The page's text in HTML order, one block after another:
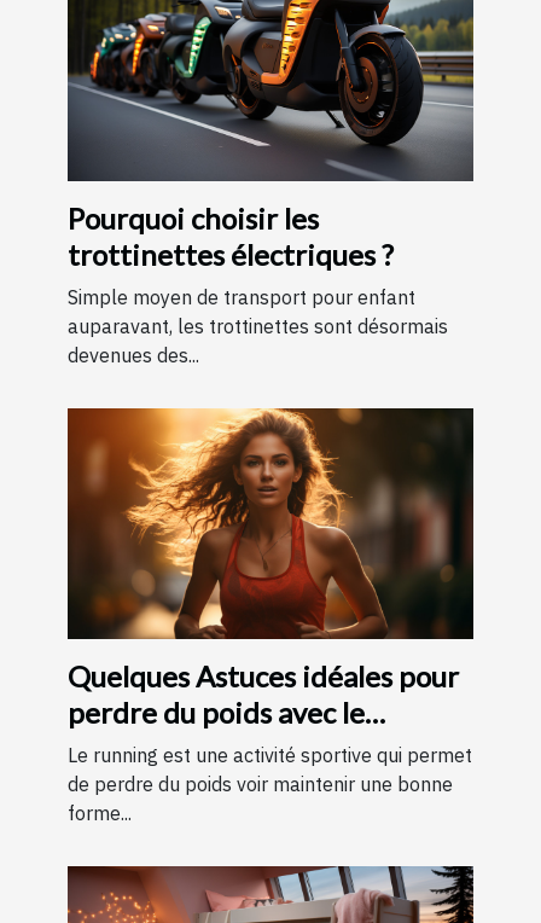
Pourquoi choisir les
trottinettes électriques ?
Simple moyen de transport pour enfant
auparavant, les trottinettes sont désormais
devenues des...
Quelques Astuces idéales pour
perdre du poids avec le
running ?
Le running est une activité sportive qui permet
de perdre du poids voir maintenir une bonne
forme...